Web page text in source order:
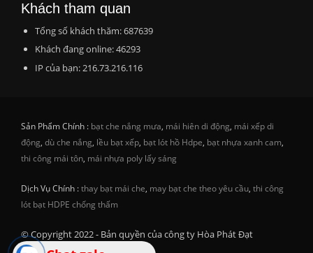
Khách tham quan
Tổng số khách thăm: 687639
Khách đang online: 46293
IP của bạn: 216.73.216.116
Sản Phẩm Chính : bạt che nắng mưa, mái hiên di động, mái xếp di
động, dù che nắng, lều bạt xếp, bạt lót hồ Hdpe, bạt nhựa xanh cam,
thi công mái tôn, mái nhựa poly lấy sáng
Dịch Vụ Chính :thay bạt mái che, may bạt che theo yêu cầu, thi công
lót bạt HDPE chống thấm
© Copyright 2022 - Bản quyền của công ty Hòa Phát Đạt